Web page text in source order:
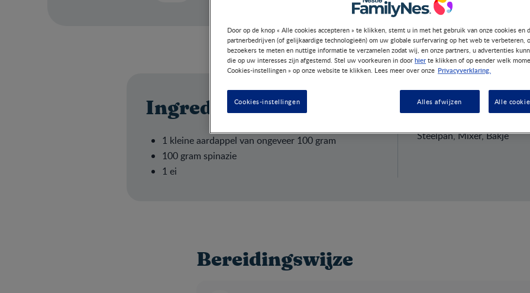
Ingrediënten
1 kleine aardappel van ongeveer 100 gram
100 gram spinazie
1 ei
Steelpan, Mixer, Bakje
Bereidingswijze
Door op de knop « Alle cookies accepteren » te klikken, stemt u in met het gebruik van onze cookies en
partnerbedrijven (of gelijkaardige technologieën) om uw globale surfervaring op het web te verbeteren,
bezoekers te meten en nuttige informatie te verzamelen zodat wij, en onze partners, u advertenties
die op uw interesses zijn afgestemd. Stel uw voorkeuren in door hier te klikken of op eender welk
Cookies-instellingen » op onze website te klikken. Lees meer over onze Privacyverklaring.
Cookies-instellingen Alles afwijzen Alle